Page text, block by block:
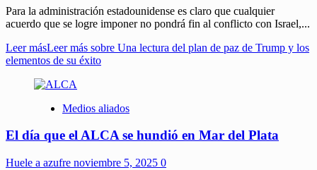
Para la administración estadounidense es claro que cualquier
acuerdo que se logre imponer no pondrá fin al conflicto con Israel,...
Leer másLeer más sobre Una lectura del plan de paz de Trump y los
elementos de su éxito
Medios aliados
El día que el ALCA se hundió en Mar del Plata
Huele a azufre noviembre 5, 2025 0